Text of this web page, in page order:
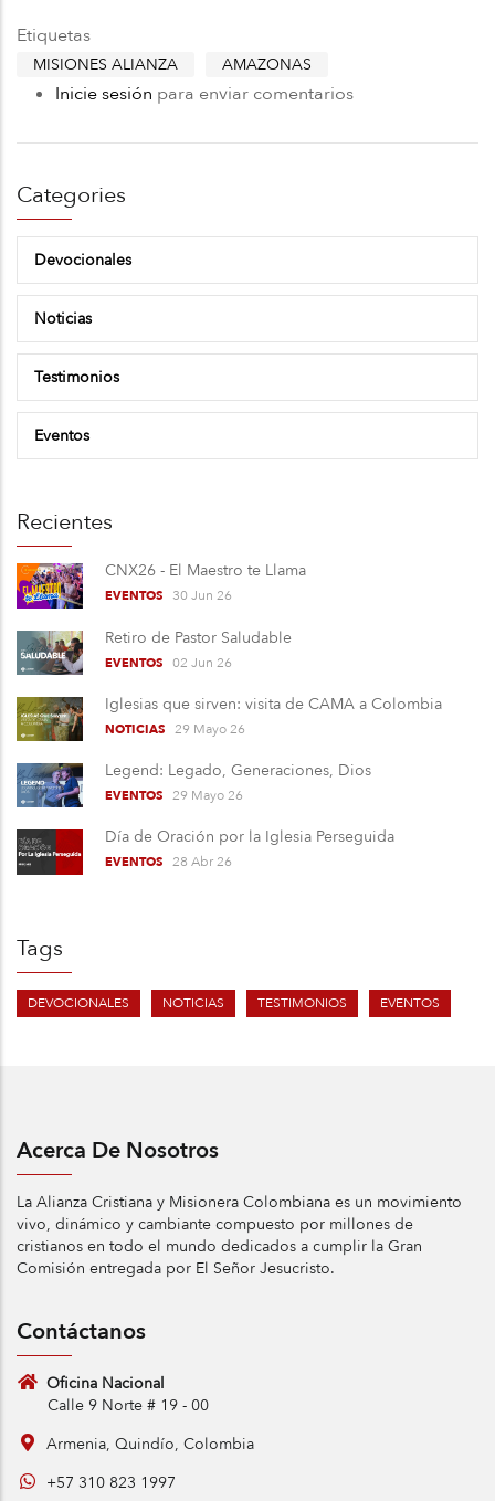
Etiquetas
MISIONES ALIANZA AMAZONAS
Inicie sesión para enviar comentarios
Categories
Devocionales
Noticias
Testimonios
Eventos
Recientes
CNX26 - El Maestro te Llama
EVENTOS 30 Jun 26
Retiro de Pastor Saludable
EVENTOS 02 Jun 26
Iglesias que sirven: visita de CAMA a Colombia
NOTICIAS 29 Mayo 26
Legend: Legado, Generaciones, Dios
EVENTOS 29 Mayo 26
Día de Oración por la Iglesia Perseguida
EVENTOS 28 Abr 26
Tags
DEVOCIONALES NOTICIAS TESTIMONIOS EVENTOS
Acerca De Nosotros
La Alianza Cristiana y Misionera Colombiana es un movimiento
vivo, dinámico y cambiante compuesto por millones de
cristianos en todo el mundo dedicados a cumplir la Gran
Comisión entregada por El Señor Jesucristo.
Contáctanos
Oficina Nacional
Calle 9 Norte # 19 - 00
Armenia, Quindío, Colombia
+57 310 823 1997